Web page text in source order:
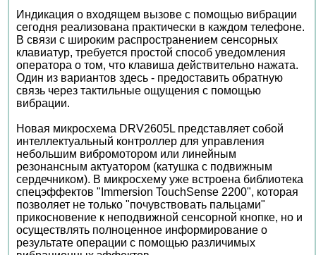
Индикация о входящем вызове с помощью вибрации
сегодня реализована практически в каждом телефоне.
В связи с широким распространением сенсорных
клавиатур, требуется простой способ уведомления
оператора о том, что клавиша действительно нажата.
Один из вариантов здесь - предоставить обратную
связь через тактильные ощущения с помощью
вибрации.
Новая микросхема DRV2605L представляет собой
интеллектуальный контроллер для управления
небольшим вибромотором или линейным
резонансным актуатором (катушка с подвижным
сердечником). В микросхему уже встроена библиотека
спецэффектов "Immersion TouchSense 2200", которая
позволяет не только "почувствовать пальцами"
прикосновение к неподвижной сенсорной кнопке, но и
осуществлять полноценное информирование о
результате операции с помощью различимых